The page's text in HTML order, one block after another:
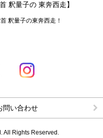
釈量子の 東奔西走】
釈量子の東奔西走！
問い合わせ
All Rights Reserved.